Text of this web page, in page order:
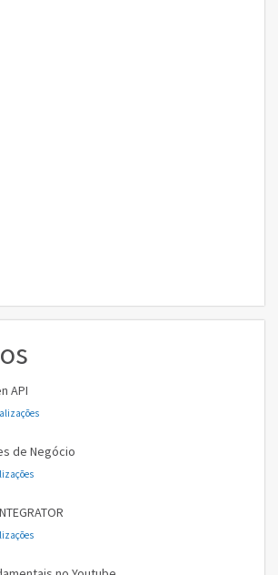
API
de Negócio